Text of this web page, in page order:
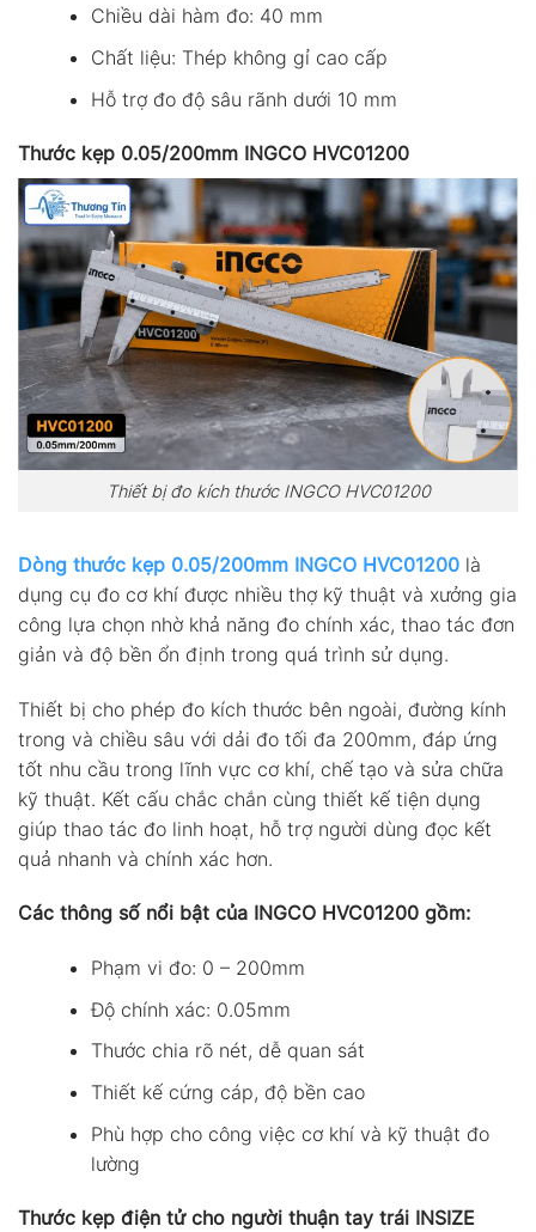
Chiều dài hàm đo: 40 mm
Chất liệu: Thép không gỉ cao cấp
Hỗ trợ đo độ sâu rãnh dưới 10 mm
Thước kẹp 0.05/200mm INGCO HVC01200
Thiết bị đo kích thước INGCO HVC01200
Dòng thước kẹp 0.05/200mm INGCO HVC01200 là
dụng cụ đo cơ khí được nhiều thợ kỹ thuật và xưởng gia
công lựa chọn nhờ khả năng đo chính xác, thao tác đơn
giản và độ bền ổn định trong quá trình sử dụng.
Thiết bị cho phép đo kích thước bên ngoài, đường kính
trong và chiều sâu với dải đo tối đa 200mm, đáp ứng
tốt nhu cầu trong lĩnh vực cơ khí, chế tạo và sửa chữa
kỹ thuật. Kết cấu chắc chắn cùng thiết kế tiện dụng
giúp thao tác đo linh hoạt, hỗ trợ người dùng đọc kết
quả nhanh và chính xác hơn.
Các thông số nổi bật của INGCO HVC01200 gồm:
Phạm vi đo: 0 – 200mm
Độ chính xác: 0.05mm
Thước chia rõ nét, dễ quan sát
Thiết kế cứng cáp, độ bền cao
Phù hợp cho công việc cơ khí và kỹ thuật đo
lường
Thước kẹp điện tử cho người thuận tay trái INSIZE